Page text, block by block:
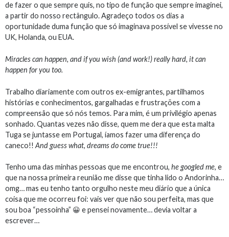
de fazer o que sempre quis, no tipo de função que sempre imaginei,
a partir do nosso rectângulo. Agradeço todos os dias a
oportunidade duma função que só imaginava possível se vivesse no
UK, Holanda, ou EUA.
Miracles can happen, and if you wish (and work!) really hard, it can
happen for you too.
Trabalho diariamente com outros ex-emigrantes, partilhamos
histórias e conhecimentos, gargalhadas e frustrações com a
compreensão que só nós temos. Para mim, é um privilégio apenas
sonhado. Quantas vezes não disse, quem me dera que esta malta
Tuga se juntasse em Portugal, íamos fazer uma diferença do
caneco!! And guess what, dreams do come true!!!
Tenho uma das minhas pessoas que me encontrou, he googled me, e
que na nossa primeira reunião me disse que tinha lido o Andorinha…
omg… mas eu tenho tanto orgulho neste meu diário que a única
coisa que me ocorreu foi: vais ver que não sou perfeita, mas que
sou boa “pessoinha” 😀 e pensei novamente… devia voltar a
escrever…